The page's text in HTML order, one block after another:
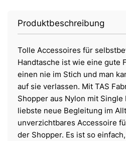
Produktbeschreibung
Tolle Accessoires für
Handtasche ist wie eine gute
einen nie im Stich und man
auf sie verlassen. Mit TAS
Shopper aus Nylon mit
liebste neue Begleitung im
unverzichtbares Accessoire
der Shopper. Es ist so